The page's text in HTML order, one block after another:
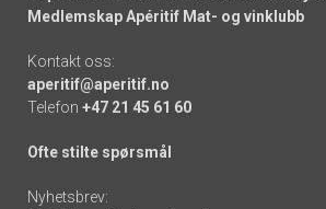
Medlemskap Apéritif Mat- og vinklubb
Kontakt oss:
aperitif@aperitif.no
Telefon +47 21 45 61 60
Ofte stilte spørsmål
Nyhetsbrev: